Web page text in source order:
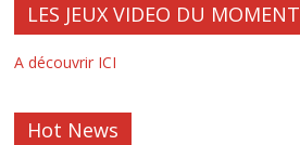
LES JEUX VIDEO DU MOMENT
A découvrir ICI
Hot News